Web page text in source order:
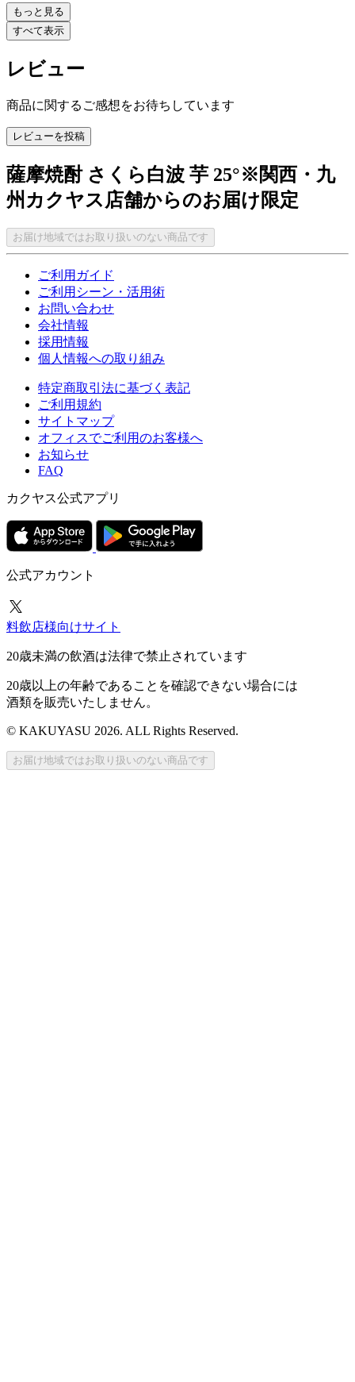
もっと見る
すべて表示
レビュー
商品に関するご感想をお待ちしています
レビューを投稿
薩摩焼酎 さくら白波 芋 25°※関西・九
州カクヤス店舗からのお届け限定
お届け地域ではお取り扱いのない商品です
ご利用ガイド
ご利用シーン・活用術
お問い合わせ
会社情報
採用情報
個人情報への取り組み
特定商取引法に基づく表記
ご利用規約
サイトマップ
オフィスでご利用のお客様へ
お知らせ
FAQ
カクヤス公式アプリ
公式アカウント
料飲店様向けサイト
20歳未満の飲酒は法律で禁止されています
20歳以上の年齢であることを確認できない場合には
酒類を販売いたしません。
© KAKUYASU 2026. ALL Rights Reserved.
お届け地域ではお取り扱いのない商品です